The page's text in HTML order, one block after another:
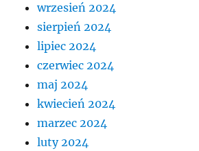
wrzesień 2024
sierpień 2024
lipiec 2024
czerwiec 2024
maj 2024
kwiecień 2024
marzec 2024
luty 2024